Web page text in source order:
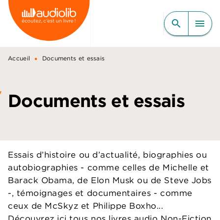
MENU RECHERCHE
CONTENU
PIED DE PAGE
search menu
Accueil • Documents et essais
Documents et essais
Essais d’histoire ou d’actualité, biographies ou
autobiographies - comme celles de Michelle et
Barack Obama, de Elon Musk ou de Steve Jobs
-, témoignages et documentaires - comme
ceux de McSkyz et Philippe Boxho...